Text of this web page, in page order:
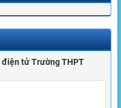
điện tử Trường THPT